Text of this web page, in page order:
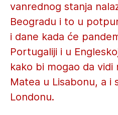
vanrednog stanja
Beogradu i to u
i dane kada će
Portugaliji i u
kako bi mogao da
Matea u Lisabonu, a i
Londonu.